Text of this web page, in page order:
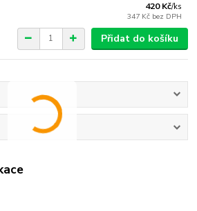
420 Kč/ks
347 Kč bez DPH
Přidat do košíku